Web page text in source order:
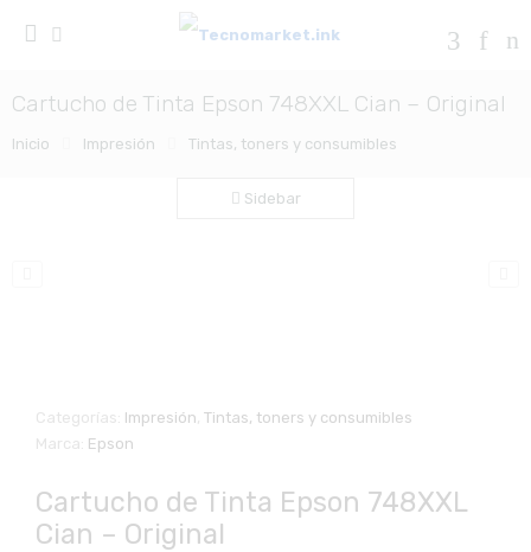
Cartucho de Tinta Epson 748XXL Cian – Original
Inicio Impresión Tintas, toners y consumibles
Sidebar
Categorías: Impresión ,Tintas, toners y consumibles
Marca: Epson
Cartucho de Tinta Epson 748XXL
Cian – Original